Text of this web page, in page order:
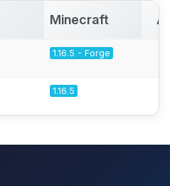
Minecraft
1.16.5 - Forge
1.16.5